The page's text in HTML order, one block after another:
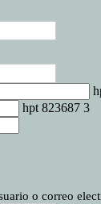
hpt 823687 3
o correo